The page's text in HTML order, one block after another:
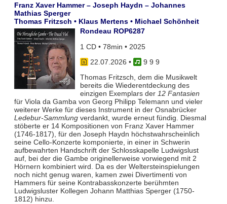
Franz Xaver Hammer – Joseph Haydn – Johannes
Mathias Sperger
Thomas Fritzsch • Klaus Mertens • Michael Schönheit
Rondeau ROP6287
1 CD • 78min • 2025
22.07.2026 •
9 9 9
Thomas Fritzsch, dem die Musikwelt
bereits die Wiederentdeckung des
einzigen Exemplars der 12 Fantasien
für Viola da Gamba von Georg Philipp Telemann und vieler
weiterer Werke für dieses Instrument in der Osnabrücker
Ledebur-Sammlungverdankt, wurde erneut fündig. Diesmal
stöberte er 14 Kompositionen von Franz Xaver Hammer
(1746-1817), für den Joseph Haydn höchstwahrscheinlich
seine Cello-Konzerte komponierte, in einer in Schwerin
aufbewahrten Handschrift der Schlosskapelle Ludwigslust
auf, bei der die Gambe originellerweise vorwiegend mit 2
Hörnern kombiniert wird. Da es der Weltersteinspielungen
noch nicht genug waren, kamen zwei Divertimenti von
Hammers für seine Kontrabasskonzerte berühmten
Ludwigsluster Kollegen Johann Matthias Sperger (1750-
1812) hinzu.